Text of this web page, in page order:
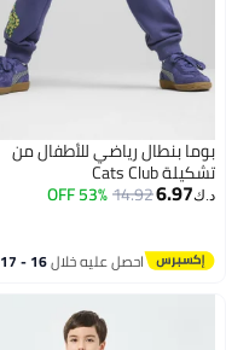
بوما بنطال رياضي للأطفال من
تشكيلة Cats Club
د.ك‏6.97
14.92
53% OFF
احصل عليه خلال 16 - 17